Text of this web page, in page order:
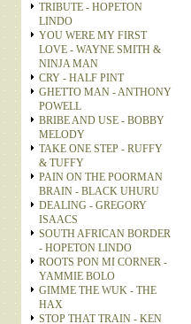
TRIBUTE - HOPETON
LINDO
YOU WERE MY FIRST
LOVE - WAYNE SMITH &
NINJA MAN
CRY - HALF PINT
GHETTO MAN - ANTHONY
POWELL
BRIBE AND USE - BOBBY
MELODY
TAKE ONE STEP - RUFFY
& TUFFY
PAIN ON THE POORMAN
BRAIN - BLACK UHURU
DEALING - GREGORY
ISAACS
SOUTH AFRICAN BORDER
- HOPETON LINDO
ROOTS PON MI CORNER -
YAMMIE BOLO
GIMME THE WUK - THE
HAX
STOP THAT TRAIN - KEN